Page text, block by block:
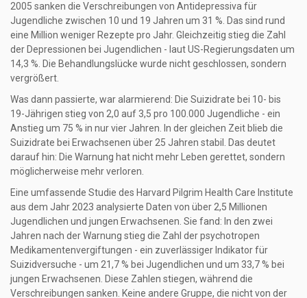
2005 sanken die Verschreibungen von Antidepressiva für
Jugendliche zwischen 10 und 19 Jahren um 31 %. Das sind rund
eine Million weniger Rezepte pro Jahr. Gleichzeitig stieg die Zahl
der Depressionen bei Jugendlichen - laut US-Regierungsdaten um
14,3 %. Die Behandlungslücke wurde nicht geschlossen, sondern
vergrößert.
Was dann passierte, war alarmierend: Die Suizidrate bei 10- bis
19-Jährigen stieg von 2,0 auf 3,5 pro 100.000 Jugendliche - ein
Anstieg um 75 % in nur vier Jahren. In der gleichen Zeit blieb die
Suizidrate bei Erwachsenen über 25 Jahren stabil. Das deutet
darauf hin: Die Warnung hat nicht mehr Leben gerettet, sondern
möglicherweise mehr verloren.
Eine umfassende Studie des Harvard Pilgrim Health Care Institute
aus dem Jahr 2023 analysierte Daten von über 2,5 Millionen
Jugendlichen und jungen Erwachsenen. Sie fand: In den zwei
Jahren nach der Warnung stieg die Zahl der psychotropen
Medikamentenvergiftungen - ein zuverlässiger Indikator für
Suizidversuche - um 21,7 % bei Jugendlichen und um 33,7 % bei
jungen Erwachsenen. Diese Zahlen stiegen, während die
Verschreibungen sanken. Keine andere Gruppe, die nicht von der